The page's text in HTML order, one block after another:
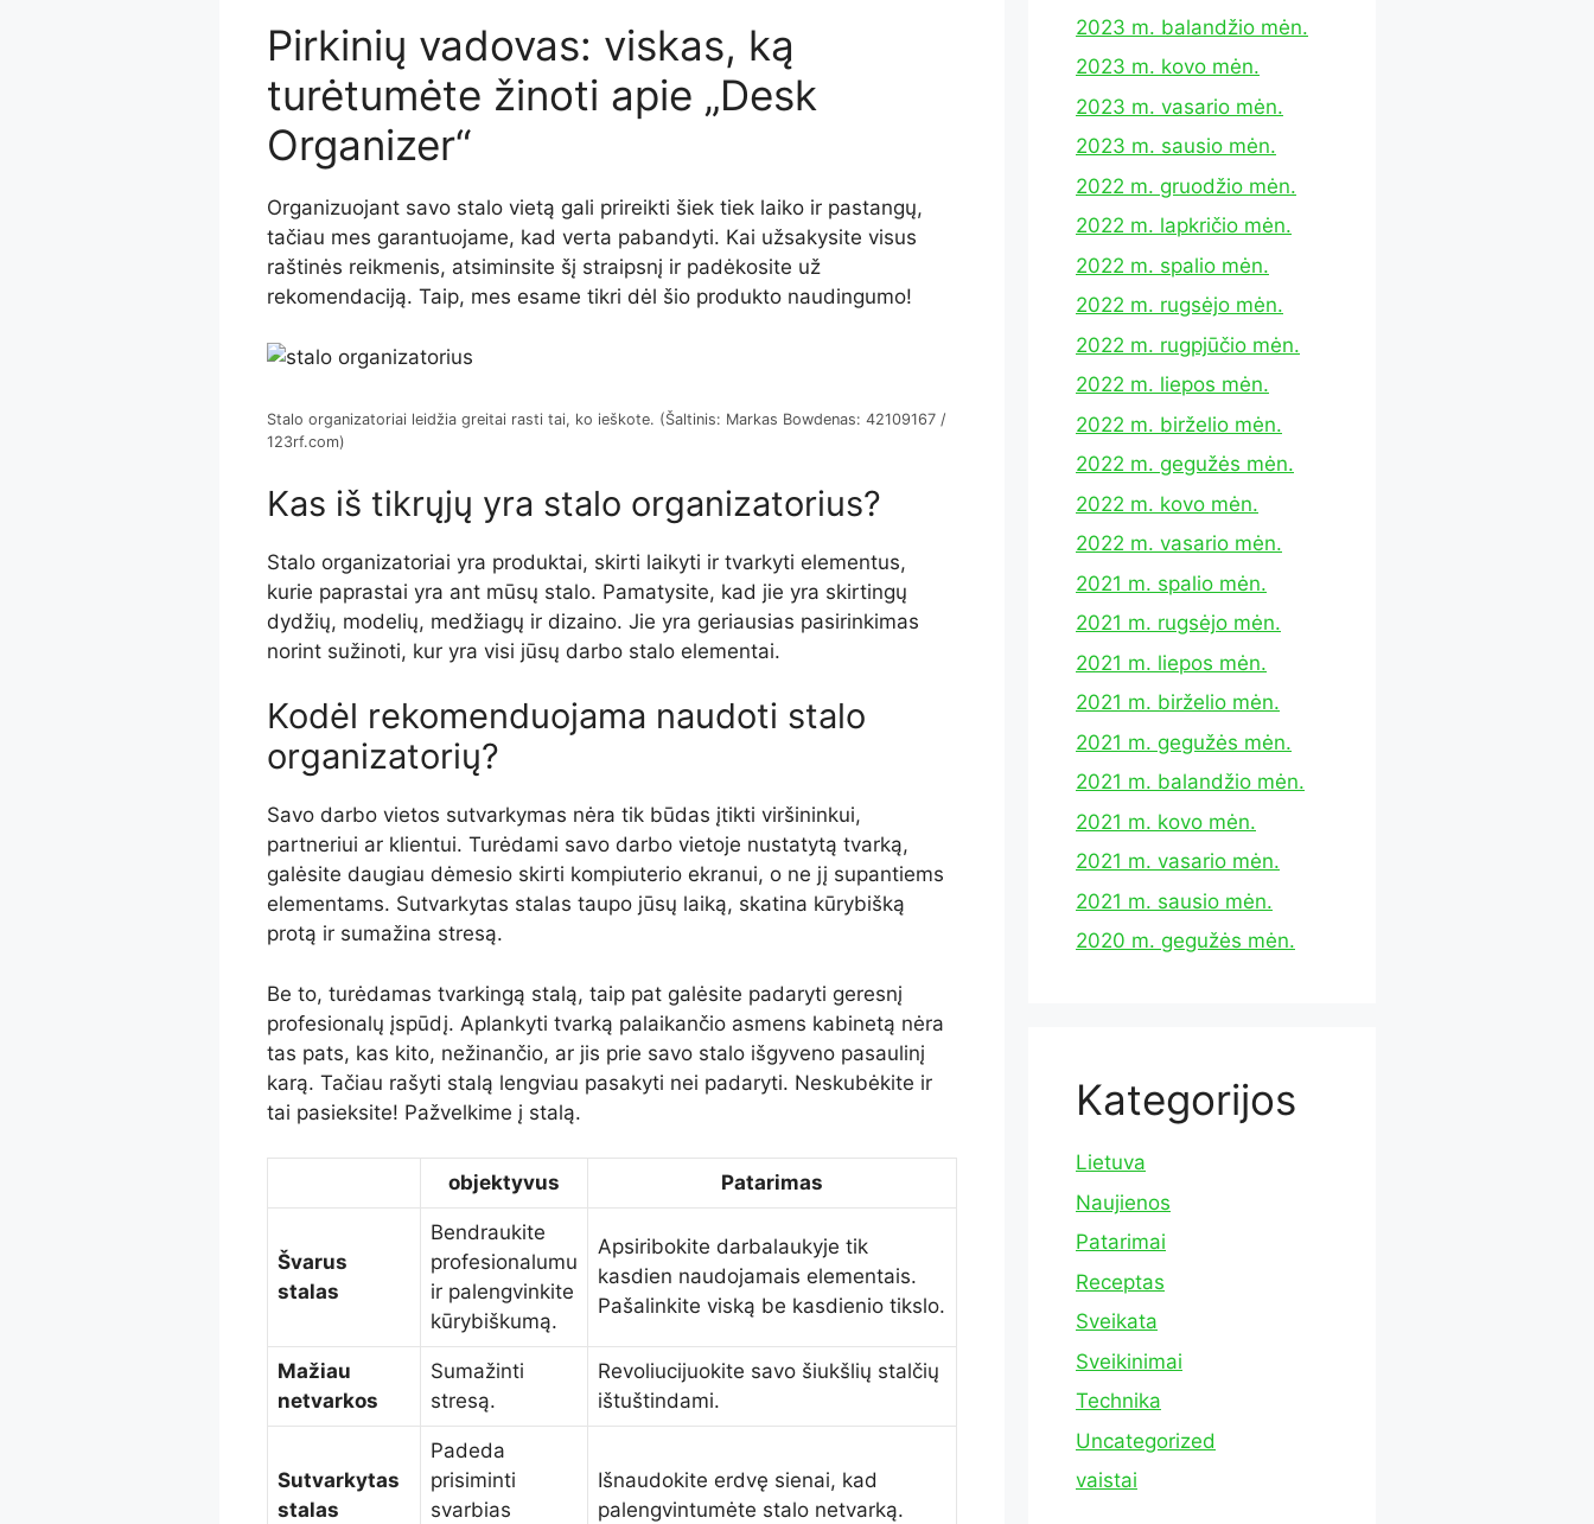
Pirkinių vadovas: viskas, ką
turėtumėte žinoti apie „Desk
Organizer“
Organizuojant savo stalo vietą gali prireikti šiek tiek laiko ir pastangų,
tačiau mes garantuojame, kad verta pabandyti. Kai užsakysite visus
raštinės reikmenis, atsiminsite šį straipsnį ir padėkosite už
rekomendaciją. Taip, mes esame tikri dėl šio produkto naudingumo!
Stalo organizatoriai leidžia greitai rasti tai, ko ieškote. (Šaltinis: Markas Bowdenas: 42109167 /
123rf.com)
Kas iš tikrųjų yra stalo organizatorius?
Stalo organizatoriai yra produktai, skirti laikyti ir tvarkyti elementus,
kurie paprastai yra ant mūsų stalo. Pamatysite, kad jie yra skirtingų
dydžių, modelių, medžiagų ir dizaino. Jie yra geriausias pasirinkimas
norint sužinoti, kur yra visi jūsų darbo stalo elementai.
Kodėl rekomenduojama naudoti stalo
organizatorių?
Savo darbo vietos sutvarkymas nėra tik būdas įtikti viršininkui,
partneriui ar klientui. Turėdami savo darbo vietoje nustatytą tvarką,
galėsite daugiau dėmesio skirti kompiuterio ekranui, o ne jį supantiems
elementams. Sutvarkytas stalas taupo jūsų laiką, skatina kūrybišką
protą ir sumažina stresą.
Be to, turėdamas tvarkingą stalą, taip pat galėsite padaryti geresnį
profesionalų įspūdį. Aplankyti tvarką palaikančio asmens kabinetą nėra
tas pats, kas kito, nežinančio, ar jis prie savo stalo išgyveno pasaulinį
karą. Tačiau rašyti stalą lengviau pasakyti nei padaryti. Neskubėkite ir
tai pasieksite! Pažvelkime į stalą.
objektyvus Patarimas
Švarus
stalas
Bendraukite
profesionalumu
ir palengvinkite
kūrybiškumą.
Apsiribokite darbalaukyje tik
kasdien naudojamais elementais.
Pašalinkite viską be kasdienio tikslo.
Mažiau
netvarkos
Sumažinti
stresą.
Revoliucijuokite savo šiukšlių stalčių
ištuštindami.
Sutvarkytas
stalas
Padeda
prisiminti
svarbias
Išnaudokite erdvę sienai, kad
palengvintumėte stalo netvarką.
2023 m. balandžio mėn.
2023 m. kovo mėn.
2023 m. vasario mėn.
2023 m. sausio mėn.
2022 m. gruodžio mėn.
2022 m. lapkričio mėn.
2022 m. spalio mėn.
2022 m. rugsėjo mėn.
2022 m. rugpjūčio mėn.
2022 m. liepos mėn.
2022 m. birželio mėn.
2022 m. gegužės mėn.
2022 m. kovo mėn.
2022 m. vasario mėn.
2021 m. spalio mėn.
2021 m. rugsėjo mėn.
2021 m. liepos mėn.
2021 m. birželio mėn.
2021 m. gegužės mėn.
2021 m. balandžio mėn.
2021 m. kovo mėn.
2021 m. vasario mėn.
2021 m. sausio mėn.
2020 m. gegužės mėn.
Kategorijos
Lietuva
Naujienos
Patarimai
Receptas
Sveikata
Sveikinimai
Technika
Uncategorized
vaistai